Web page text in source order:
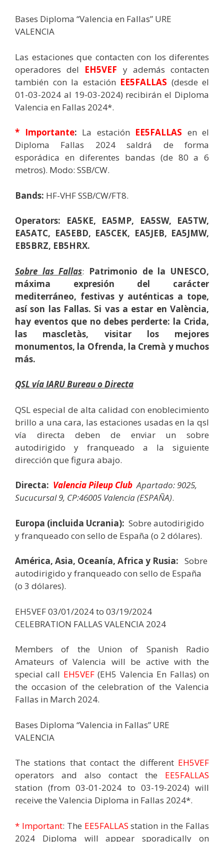
Bases Diploma “Valencia en Fallas” URE
VALENCIA
Las estaciones que contacten con los diferentes
operadores del EH5VEF y además contacten
también con la estación EE5FALLAS (desde el
01-03-2024 al 19-03-2024) recibirán el Diploma
Valencia en Fallas 2024*.
* Importante: La estación EE5FALLAS en el
Diploma Fallas 2024 saldrá de forma
esporádica en diferentes bandas (de 80 a 6
metros). Modo: SSB/CW.
Bands: HF-VHF SSB/CW/FT8.
Operators:
EA5KE, EA5MP, EA5SW, EA5TW,
EA5ATC, EA5EBD, EA5CEK, EA5JEB, EA5JMW,
EB5BRZ, EB5HRX.
Sobre las Fallas: Patrimonio de la UNESCO,
máxima expresión del carácter
mediterráneo, festivas y auténticas a tope,
así son las Fallas. Si vas a estar en València,
hay eventos que no debes perderte: la Crida,
las mascletàs, visitar los mejores
monumentos, la Ofrenda, la Cremà y muchos
más.
QSL vía IARU Bureau o Directa
QSL especial de alta calidad con enoblecimiento
brillo a una cara, las estaciones usadas en la qsl
vía directa deben de enviar un sobre
autodirigido y franqueado a la siguiente
dirección que figura abajo.
Directa: Valencia Pileup Club Apartado: 9025,
Sucucursal 9, CP:46005 Valencia (ESPAÑA).
Europa (incluida Ucrania): Sobre autodirigido
y franqueado con sello de España (o 2 dólares).
América, Asia, Oceanía, Africa y Rusia: Sobre
autodirigido y franqueado con sello de España
(o 3 dólares).
EH5VEF 03/01/2024 to 03/19/2024
CELEBRATION FALLAS VALENCIA 2024
Members of the Union of Spanish Radio
Amateurs of Valencia will be active with the
special call EH5VEF(EH5 Valencia En Fallas) on
the occasion of the celebration of the Valencia
Fallas in March 2024.
Bases Diploma “Valencia in Fallas” URE
VALENCIA
The stations that contact the different EH5VEF
operators and also contact the EE5FALLAS
station (from 03-01-2024 to 03-19-2024) will
receive the Valencia Diploma in Fallas 2024*.
* Important: The EE5FALLAS station in the Fallas
2024 Diploma will appear sporadically on